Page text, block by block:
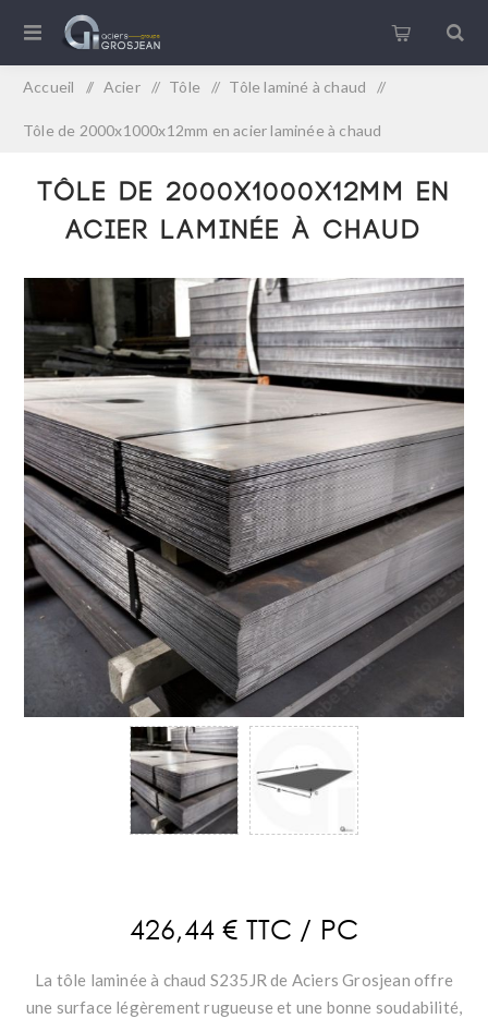
Accueil / Acier / Tôle / Tôle laminé à chaud /
Tôle de 2000x1000x12mm en acier laminée à chaud
Tôle de 2000x1000x12mm en
acier laminée à chaud
426,44 € TTC / PC
La tôle laminée à chaud S235JR de Aciers Grosjean offre
une surface légèrement rugueuse et une bonne soudabilité,